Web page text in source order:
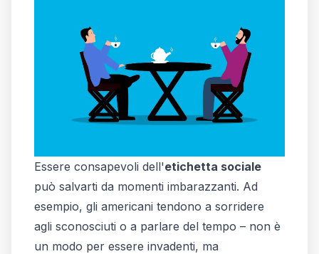
Essere consapevoli dell'etichetta sociale
può salvarti da momenti imbarazzanti. Ad
esempio, gli americani tendono a sorridere
agli sconosciuti o a parlare del tempo – non è
un modo per essere invadenti, ma